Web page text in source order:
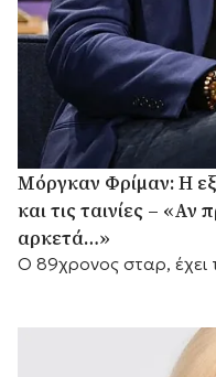
Μόργκαν Φρίμαν: Η
και τις ταινίες –
αρκετά…»
Ο 89χρονος σταρ, έχει